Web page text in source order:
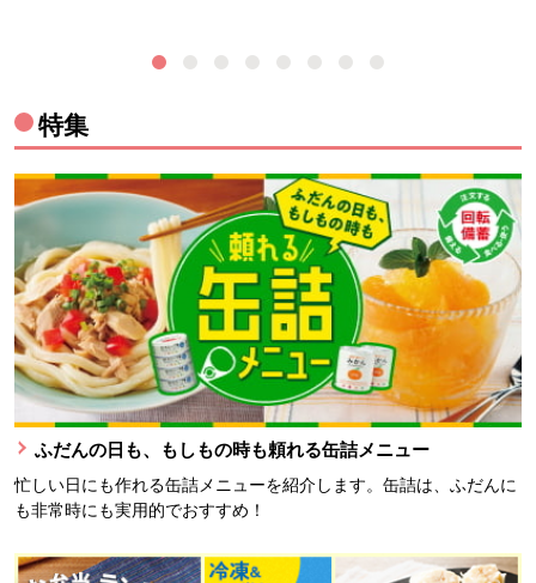
特集
ふだんの日も、もしもの時も頼れる缶詰メニュー
忙しい日にも作れる缶詰メニューを紹介します。缶詰は、ふだんに
も非常時にも実用的でおすすめ！